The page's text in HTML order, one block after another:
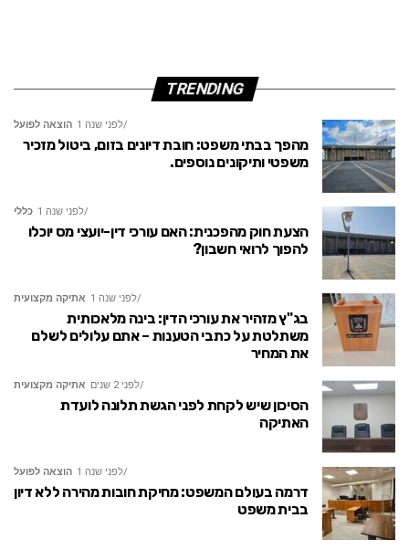
TRENDING
הוצאה לפועל לפני שנה 1
מהפך בבתי משפט: חובת דיונים בזום, ביטול מזכיר
משפטי ותיקונים נוספים.
כללי לפני שנה 1
הצעת חוק מהפכנית: האם עורכי דין-יועצי מס יוכלו
להפוך לרואי חשבון?
אתיקה מקצועית לפני שנה 1
בג"ץ מזהיר את עורכי הדין: בינה מלאכותית
משתלטת על כתבי הטענות – אתם עלולים לשלם
את המחיר
אתיקה מקצועית לפני 2 שנים
הסיכון שיש לקחת לפני הגשת תלונה לועדת
האתיקה
הוצאה לפועל לפני שנה 1
דרמה בעולם המשפט: מחיקת חובות מהירה ללא דיון
בבית משפט